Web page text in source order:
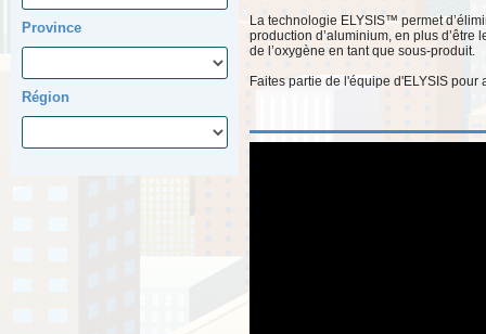
Province
Région
La technologie ELYSIS™ permet
production d’aluminium, en plus d’être
de l’oxygène en tant que sous-produit.
Faites partie de l'équipe d'ELYSIS